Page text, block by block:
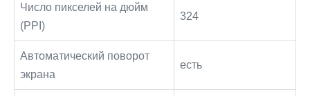
Число пикселей на дюйм
(PPI)
324
Автоматический поворот
экрана
есть